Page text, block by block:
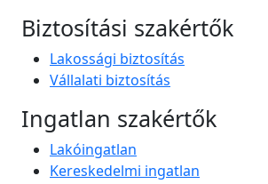
Biztosítási szakértők
Lakossági biztosítás
Vállalati biztosítás
Ingatlan szakértők
Lakóingatlan
Kereskedelmi ingatlan